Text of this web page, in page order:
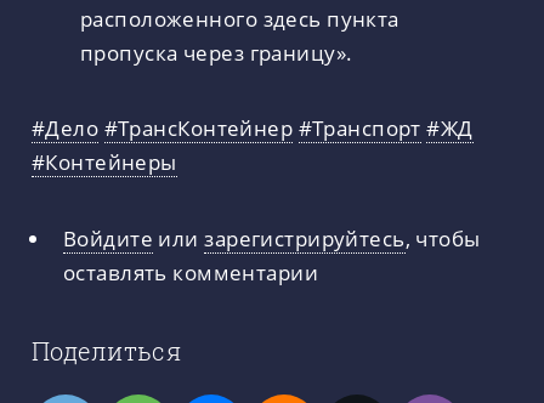
расположенного здесь пункта
пропуска через границу».
#Дело #ТрансКонтейнер #Транспорт #ЖД
#Контейнеры
Войдите илизарегистрируйтесь, чтобы
оставлять комментарии
Поделиться